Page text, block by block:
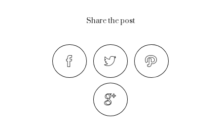
Share the post